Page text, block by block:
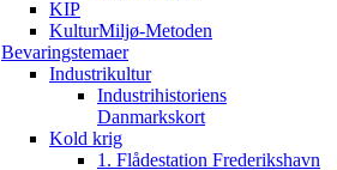
KIP
KulturMiljø-Metoden
Bevaringstemaer
Industrikultur
Industrihistoriens
Danmarkskort
Kold krig
1. Flådestation Frederikshavn